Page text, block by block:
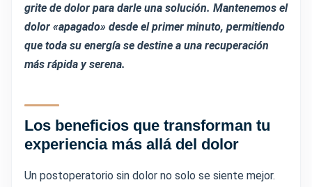
grite de dolor para darle una solución. Mantenemos el
dolor «apagado» desde el primer minuto, permitiendo
que toda su energía se destine a una recuperación
más rápida y serena.
Los beneficios que transforman tu
experiencia más allá del dolor
Un postoperatorio sin dolor no solo se siente mejor.